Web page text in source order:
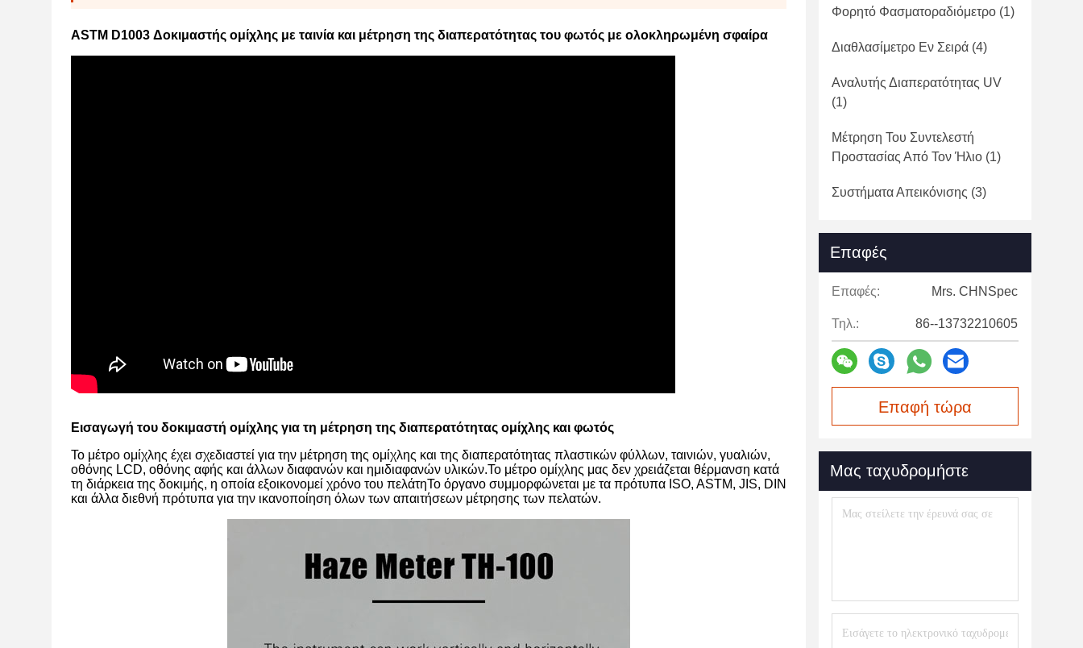
ASTM D1003 Δοκιμαστής ομίχλης με ταινία και μέτρηση της διαπερατότητας του φωτός με ολοκληρωμένη σφαίρα
Εισαγωγή του δοκιμαστή ομίχλης για τη μέτρηση της διαπερατότητας ομίχλης και φωτός
Το μέτρο ομίχλης έχει σχεδιαστεί για την μέτρηση της ομίχλης και της διαπερατότητας πλαστικών φύλλων, ταινιών, γυαλιών,
οθόνης LCD, οθόνης αφής και άλλων διαφανών και ημιδιαφανών υλικών.Το μέτρο ομίχλης μας δεν χρειάζεται θέρμανση κατά
τη διάρκεια της δοκιμής, η οποία εξοικονομεί χρόνο του πελάτηΤο όργανο συμμορφώνεται με τα πρότυπα ISO, ASTM, JIS, DIN
και άλλα διεθνή πρότυπα για την ικανοποίηση όλων των απαιτήσεων μέτρησης των πελατών.
Φορητό Φασματοραδιόμετρο (1)
Διαθλασίμετρο Εν Σειρά (4)
Αναλυτής Διαπερατότητας UV
(1)
Μέτρηση Του Συντελεστή
Προστασίας Από Τον Ήλιο (1)
Συστήματα Απεικόνισης (3)
Επαφές
Επαφές: Mrs. CHNSpec
Τηλ.: 86--13732210605
Επαφή τώρα
Μας ταχυδρομήστε